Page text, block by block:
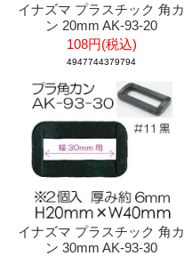
イナズマ プラスチック 角カ
ン 20mm AK-93-20
108円(税込)
4947744379794
イナズマ プラスチック 角カ
ン 30mm AK-93-30